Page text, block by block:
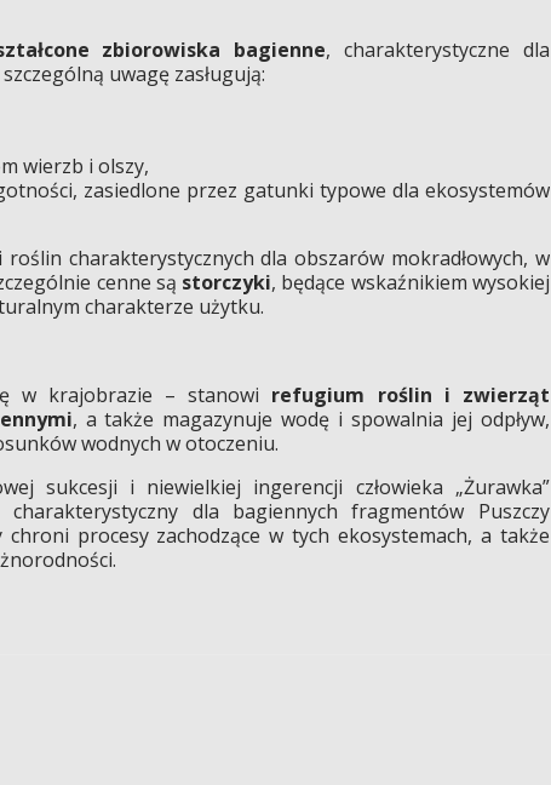
zbiorowiska bagienne, charakterystyczne dla
uwagę zasługują:
wierzb i olszy,
zasiedlone przez gatunki typowe dla ekosystemów
charakterystycznych dla obszarów mokradłowych, w
cenne są storczyki, będące wskaźnikiem wysokiej
charakterze użytku.
w krajobrazie – stanowi refugium roślin i zwierząt
, a także magazynuje wodę i spowalnia jej odpływ,
wodnych w otoczeniu.
sukcesji i niewielkiej ingerencji człowieka „Żurawka”
dla bagiennych fragmentów Puszczy
procesy zachodzące w tych ekosystemach, a także